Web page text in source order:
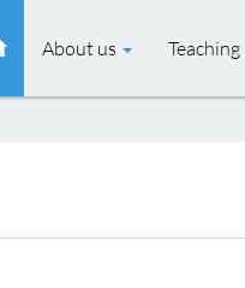
About us Teaching